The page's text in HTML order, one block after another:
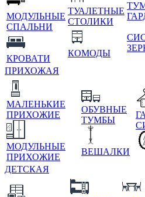
МОДУЛЬНЫЕ
СПАЛЬНИ
КРОВАТИ
ТУАЛЕТНЫЕ
СТОЛИКИ
КОМОДЫ
ПРИХОЖАЯ
МАЛЕНЬКИЕ
ПРИХОЖИЕ
МОДУЛЬНЫЕ
ПРИХОЖИЕ
ОБУВНЫЕ
ТУМБЫ
ВЕШАЛКИ
ДЕТСКАЯ